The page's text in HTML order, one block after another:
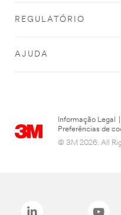
REGULATÓRIO
AJUDA
Informação Legal
Preferências de
© 3M 2026. All